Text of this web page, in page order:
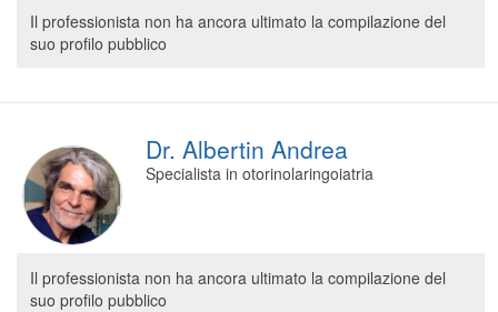
Segreteria virtuale
Il professionista non ha ancora ultimato la compilazione del
suo profilo pubblico
Dr. Albertin Andrea
Specialista in otorinolaringoiatria
Il professionista non ha ancora ultimato la compilazione del
suo profilo pubblico